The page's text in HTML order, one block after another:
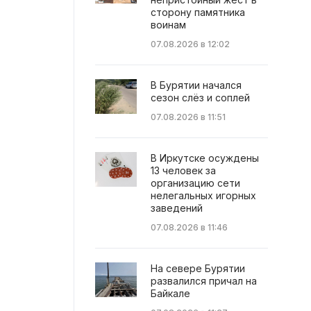
сторону памятника
воинам
07.08.2026 в 12:02
В Бурятии начался
сезон слёз и соплей
07.08.2026 в 11:51
В Иркутске осуждены
13 человек за
организацию сети
нелегальных игорных
заведений
07.08.2026 в 11:46
На севере Бурятии
развалился причал на
Байкале